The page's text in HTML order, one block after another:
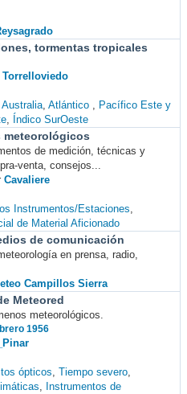
tormentas tropicales
Torrelloviedo
Australia Atlántico
Pacífico Este y
Índico SurOeste
meteorológicos
de medición, técnicas y
venta, consejos...
Cavaliere
Instrumentos/Estaciones
de Material Aficionado
de comunicación
en prensa, radio,
Campillos Sierra
Meteored
meteorológicos.
1956
ópticos Tiempo severo
Instrumentos de